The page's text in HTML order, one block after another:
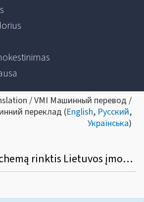
/ VMI Машинный перевод /
переклад (English, Русский,
Українська)
23. Kurią OSS schemą rinktis Lietuvos įmonei, kuri teikia paslaugos kitų valstybių narių gyventojams, kai tokių paslaugų suteikimo vieta yra kita valstybė narė?